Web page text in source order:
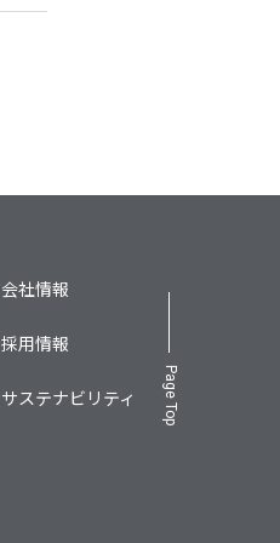
Page Top
会社情報
採用情報
サステナビリティ